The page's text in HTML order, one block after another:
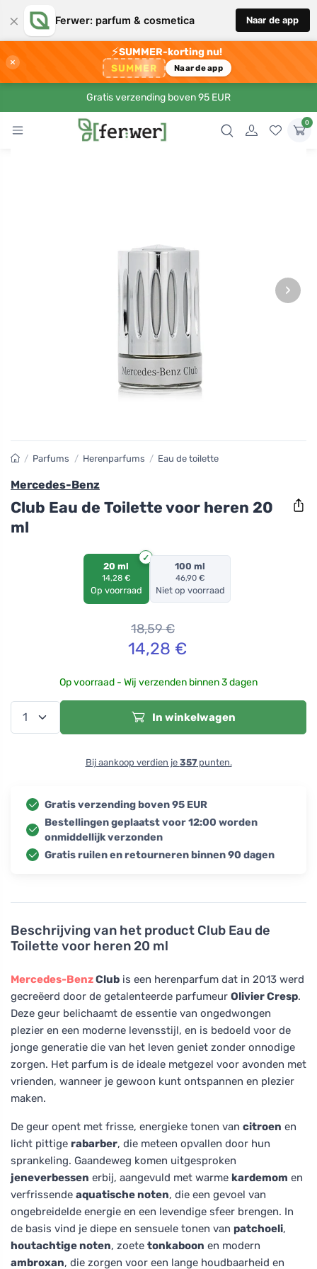
× Ferwer: parfum & cosmetica Naar de app
×
⚡SUMMER-korting nu!
SUMMER Naar de app
Gratis verzending boven 95 EUR
0
›
Beschrijving van het product Club Eau de
Toilette voor heren 20 ml
Mercedes-BenzClub is een herenparfum dat in 2013 werd
gecreëerd door de getalenteerde parfumeur Olivier Cresp.
Deze geur belichaamt de essentie van ongedwongen
plezier en een moderne levensstijl, en is bedoeld voor de
jonge generatie die van het leven geniet zonder onnodige
zorgen. Het parfum is de ideale metgezel voor avonden met
vrienden, wanneer je gewoon kunt ontspannen en plezier
maken.
De geur opent met frisse, energieke tonen van citroen en
licht pittige rabarber, die meteen opvallen door hun
sprankeling. Gaandeweg komen uitgesproken
jeneverbessen erbij, aangevuld met warme kardemom en
verfrissende aquatische noten, die een gevoel van
ongebreidelde energie en een levendige sfeer brengen. In
de basis vind je diepe en sensuele tonen van patchoeli,
houtachtige noten, zoete tonkaboon en modern
ambroxan, die zorgen voor een lange houdbaarheid en
/ Parfums / Herenparfums / Eau de toilette
Mercedes-Benz
Club Eau de Toilette voor heren 20
ml
20 ml
14,28 €
Op voorraad
100 ml
46,90 €
Niet op voorraad
18,59€
14,28 €
Op voorraad - Wij verzenden binnen 3 dagen
In winkelwagen
Bij aankoop verdien je 357punten.
Gratis verzending boven 95 EUR
Bestellingen geplaatst voor 12:00 worden
onmiddellijk verzonden
Gratis ruilen en retourneren binnen 90 dagen